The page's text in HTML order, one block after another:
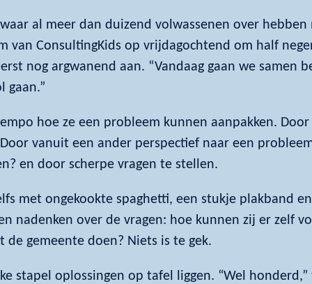
al meer dan duizend volwassenen over
van ConsultingKids op vrijdagochtend om half
nog argwanend aan. “Vandaag gaan we samen
gaan.”
hoe ze een probleem kunnen aanpakken.
vanuit een ander perspectief naar een
en door scherpe vragen te stellen.
met ongekookte spaghetti, een stukje plakband
nadenken over de vragen: hoe kunnen zij er zelf
gemeente doen? Niets is te gek.
stapel oplossingen op tafel liggen. “Wel